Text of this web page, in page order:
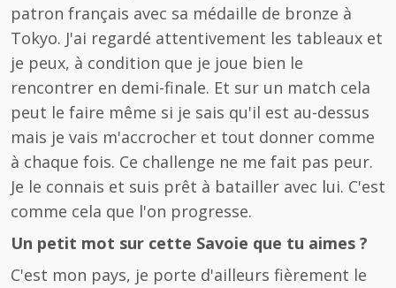
patron français avec sa médaille de bronze à
Tokyo. J'ai regardé attentivement les tableaux et
je peux, à condition que je joue bien le
rencontrer en demi-finale. Et sur un match cela
peut le faire même si je sais qu'il est au-dessus
mais je vais m'accrocher et tout donner comme
à chaque fois. Ce challenge ne me fait pas peur.
Je le connais et suis prêt à batailler avec lui. C'est
comme cela que l'on progresse.
Un petit mot sur cette Savoie que tu aimes ?
C'est mon pays, je porte d'ailleurs fièrement le